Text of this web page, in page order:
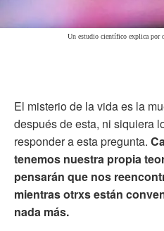
Un estudio científico explica por
El misterio de la vida es la
después de esta, ni siquiera
responder a esta pregunta.
tenemos nuestra propia
pensarán que nos
mientras otrxs están
nada más.